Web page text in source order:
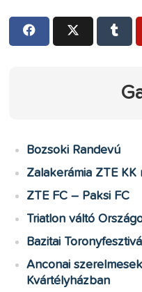
Bozsoki Randevú
Zalakerámia ZTE
ZTE FC – Paksi FC
Triatlon váltó
Bazitai
Anconai
Kvártélyházban